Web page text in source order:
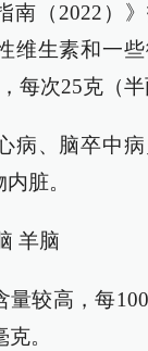
南（2022）
维生素和一
每次25克（半
病、脑卒中
脏。
羊脑
量较高，每
。